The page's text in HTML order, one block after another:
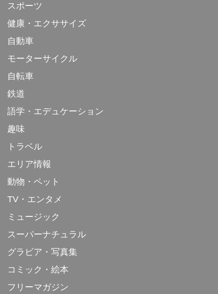
スポーツ
健康・エクササイズ
自動車
モーターサイクル
自転車
鉄道
語学・エデュケーション
趣味
トラベル
エリア情報
動物・ペット
TV・エンタメ
ミュージック
スーパーナチュラル
グラビア・写真集
コミック・絵本
フリーマガジン